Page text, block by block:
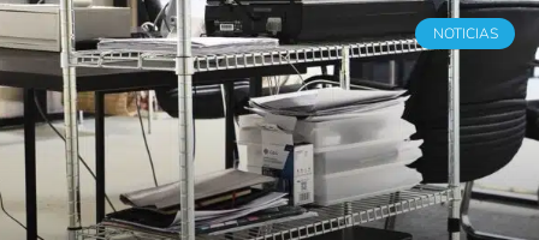
NOTICIAS